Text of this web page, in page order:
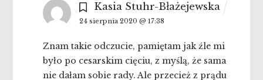
Kasia Stuhr-Błażejewska
24 sierpnia 2020 @ 17:38
Znam takie odczucie, pamiętam jak źle mi
było po cesarskim cięciu, z myślą, że sama
nie dałam sobie rady. Ale przecież z prądu